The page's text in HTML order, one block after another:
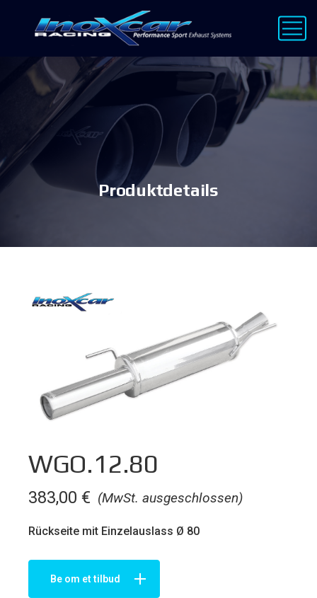
Produktdetails
WGO.12.80
(MwSt. ausgeschlossen)
383,00 €
Rückseite mit Einzelauslass Ø 80
Be om et tilbud